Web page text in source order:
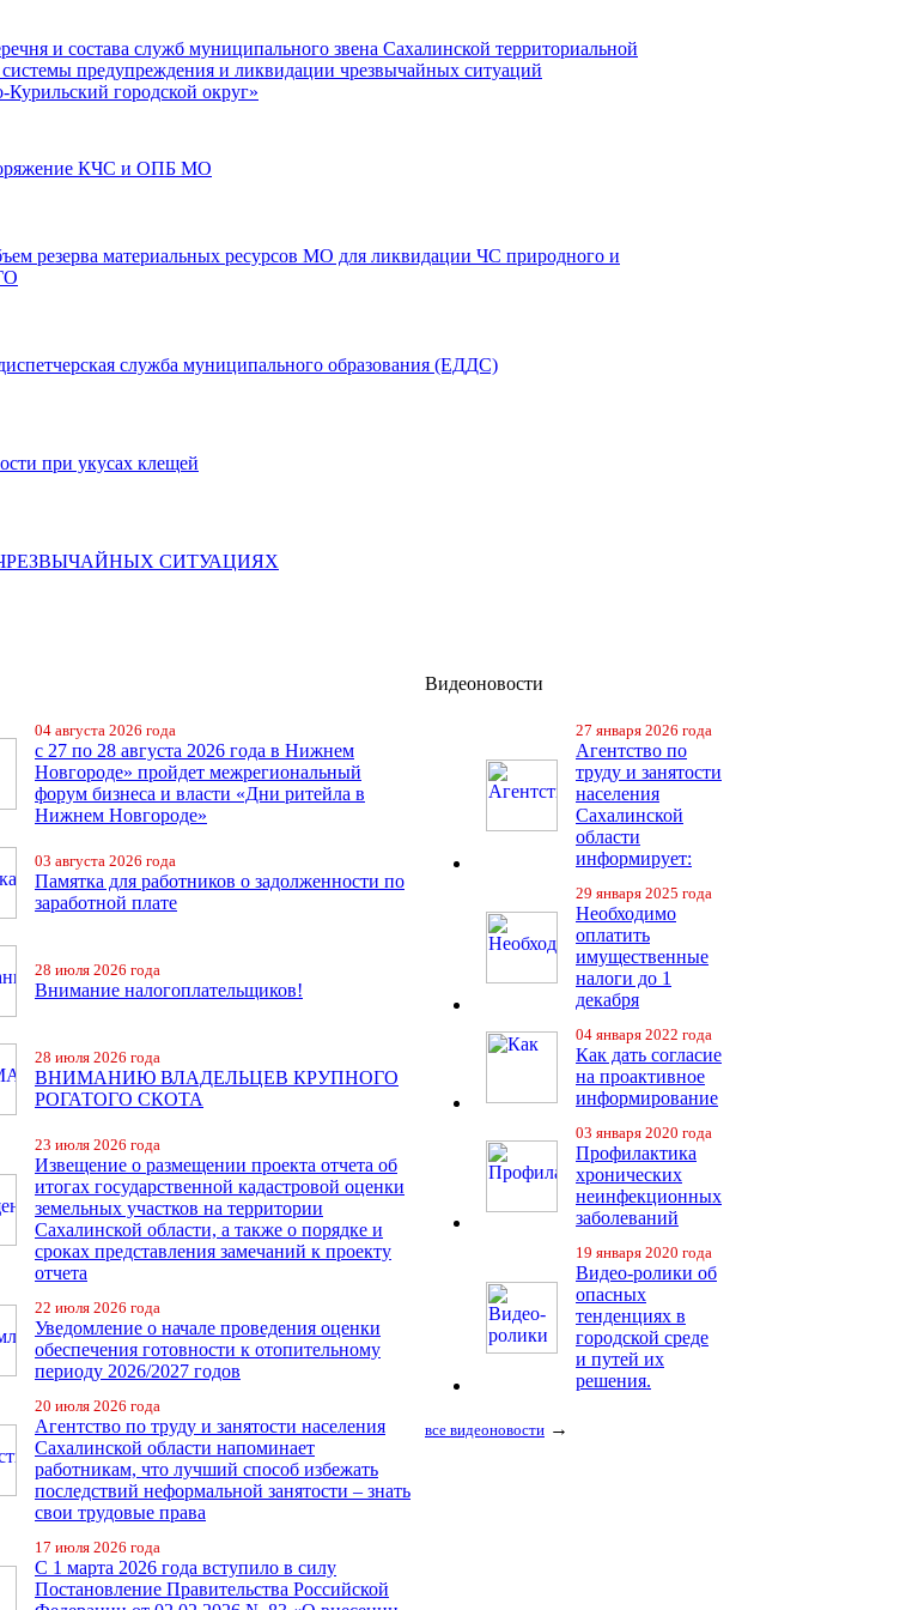
и состава служб муниципального звена Сахалинской территориальной
предупреждения и ликвидации чрезвычайных ситуаций
городской округ»
КЧС и ОПБ МО
резерва материальных ресурсов МО для ликвидации ЧС природного и
служба муниципального образования (ЕДДС)
при укусах клещей
СИТУАЦИЯХ
04 августа 2026 года
с 27 по 28 августа 2026 года в Нижнем
Новгороде» пройдет межрегиональный
форум бизнеса и власти «Дни ритейла в
Нижнем Новгороде»
03 августа 2026 года
Памятка для работников о задолженности по
заработной плате
28 июля 2026 года
Внимание налогоплательщиков!
28 июля 2026 года
ВНИМАНИЮ ВЛАДЕЛЬЦЕВ КРУПНОГО
РОГАТОГО СКОТА
23 июля 2026 года
Извещение о размещении проекта отчета об
итогах государственной кадастровой оценки
земельных участков на территории
Сахалинской области, а также о порядке и
сроках представления замечаний к проекту
отчета
22 июля 2026 года
Уведомление о начале проведения оценки
обеспечения готовности к отопительному
периоду 2026/2027 годов
20 июля 2026 года
Агентство по труду и занятости населения
Сахалинской области напоминает
работникам, что лучший способ избежать
последствий неформальной занятости – знать
свои трудовые права
17 июля 2026 года
С 1 марта 2026 года вступило в силу
Постановление Правительства Российской
Видеоновости
27 января 2026 года
Агентство по
труду и занятости
населения
Сахалинской
области
информирует:
29 января 2025 года
Необходимо
оплатить
имущественные
налоги до 1
декабря
04 января 2022 года
Как дать согласие
на проактивное
информирование
03 января 2020 года
Профилактика
хронических
неинфекционных
заболеваний
19 января 2020 года
Видео-ролики об
опасных
тенденциях в
городской среде
и путей их
решения.
все видеоновости →